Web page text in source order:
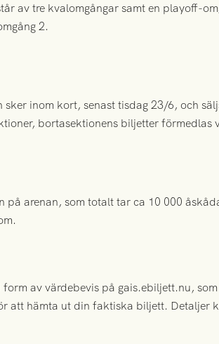
av tre kvalomgångar samt en playoff-
2.
inom kort, senast tisdag 23/6, och
bortasektionens biljetter förmedlas
arenan, som totalt tar ca 10 000
av värdebevis på gais.ebiljett.nu,
att hämta ut din faktiska biljett. Detaljer